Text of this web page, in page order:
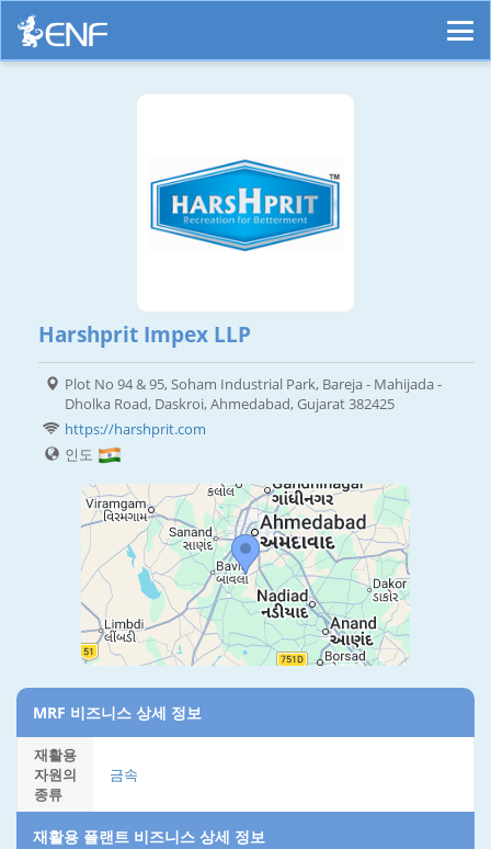
Harshprit Impex LLP
Plot No 94 & 95, Soham Industrial Park, Bareja - Mahijada -
Dholka Road, Daskroi, Ahmedabad, Gujarat 382425
https://harshprit.com
인도
MRF 비즈니스 상세 정보
재활용
자원의
종류
금속
재활용 플랜트 비즈니스 상세 정보